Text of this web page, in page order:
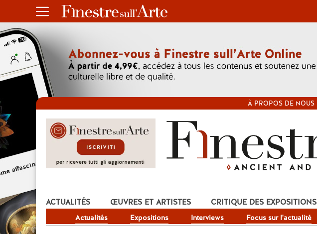
À PROPOS DE NOUS
ACTUALITÉS
Actualités Expositions Interviews Focus sur l'actualité
ŒUVRES ET ARTISTES CRITIQUE DES EXPOSITIONS